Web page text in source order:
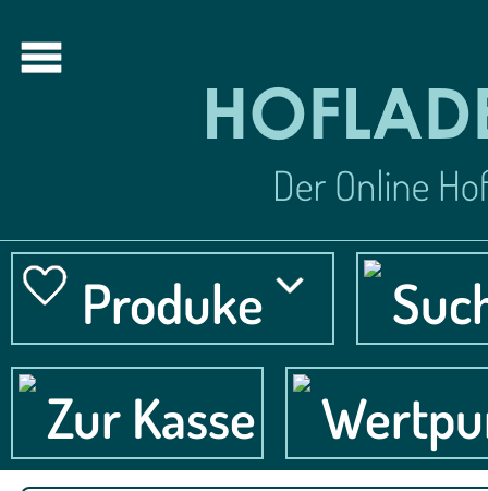
Produke
Zur Kasse